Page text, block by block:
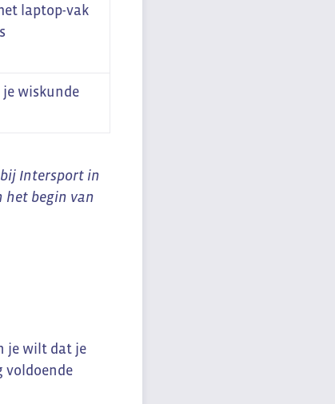
laptop-vak
je wiskunde
Intersport in
het begin van
je wilt dat je
voldoende